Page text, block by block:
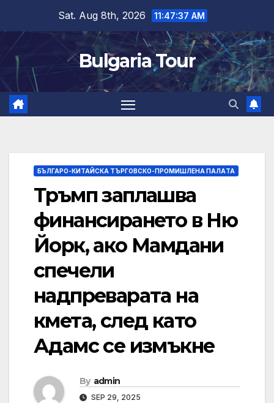
content
Sat. Aug 8th, 2026 11:47:37 AM
Bulgaria Tour
БЪЛГАРО-КИТАЙСКА ТЪРГОВСКО-ПРОМИШЛЕНА ПАЛAТА
Тръмп заплашва
финансирането в Ню
Йорк, ако Мамдани
спечели
надпреварата на
кмета, след като
Адамс се измъкне
By admin
SEP 29, 2025